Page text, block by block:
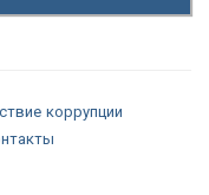
коррупции